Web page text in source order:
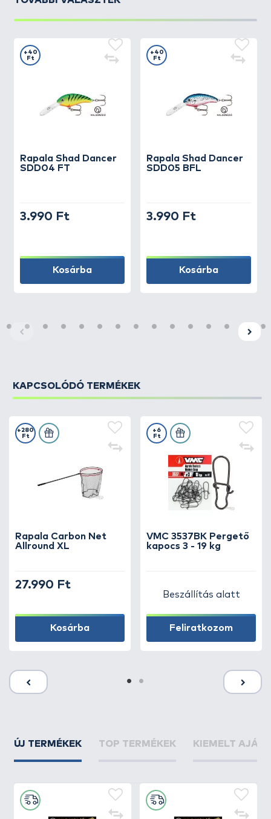
Rapala Shad Dancer
SDD04 FT
+40
Ft
3.990 Ft
Kosárba
Rapala Shad Dancer
SDD05 BFL
+40
Ft
3.990 Ft
Kosárba
KAPCSOLÓDÓ TERMÉKEK
Rapala Carbon Net
Allround XL
+280
Ft
27.990 Ft
Kosárba
VMC 3537BK Pergető
kapocs 3 - 19 kg
+6
Ft
Beszállítás alatt
Feliratkozom
ÚJ TERMÉKEK TOP TERMÉKEK KIEMELT